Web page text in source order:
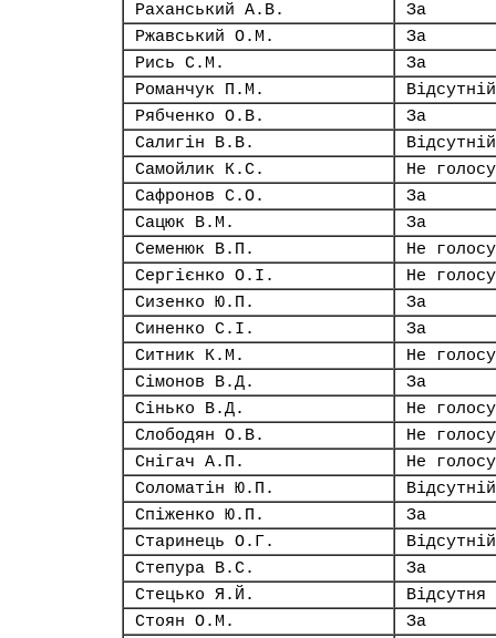
Раханський А.В.
За
Ржавський О.М.
За
Рись С.М.
За
Романчук П.М.
Відсутній
Рябченко О.В.
За
Салигін В.В.
Відсутній
Самойлик К.С.
Не
Сафронов С.О.
За
Сацюк В.М.
За
Семенюк В.П.
Не
Сергієнко О.І.
Не
Сизенко Ю.П.
За
Синенко С.І.
За
Ситник К.М.
Не
Сімонов В.Д.
За
Сінько В.Д.
Не
Слободян О.В.
Не
Снігач А.П.
Не
Соломатін Ю.П.
Відсутній
Спіженко Ю.П.
За
Старинець О.Г.
Відсутній
Степура В.С.
За
Стецько Я.Й.
Відсутня
Стоян О.М.
За